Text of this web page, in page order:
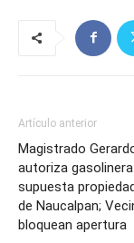
Artículo anterior
Magistrado
autoriza
supuesta
de Naucalpan;
bloquean apertura